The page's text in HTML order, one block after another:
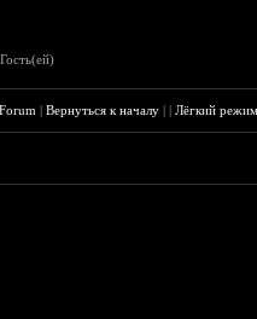
|Вернуться к началу ||Лёгкий